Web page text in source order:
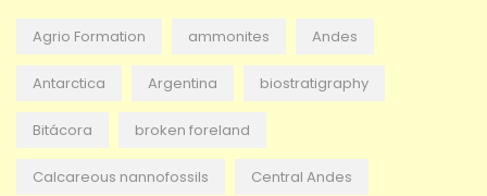
o
Agrio Formation ammonites Andes
Antarctica Argentina biostratigraphy
Bitácora broken foreland
Calcareous nannofossils Central Andes